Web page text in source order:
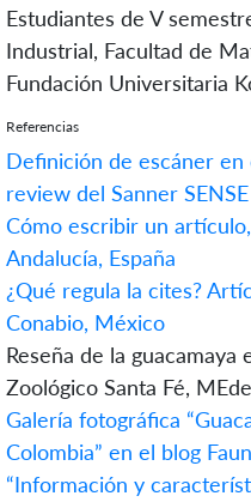
Estudiantes de V
Industrial, Facultad de
Fundación Universitaria
Referencias
Definición de escáner
review del Sanner
Cómo escribir un
Andalucía, España
¿Qué regula la cites?
Conabio, México
Reseña de la
Zoológico Santa Fé,
Galería fotográfica
Colombia” en el blog
“Información y